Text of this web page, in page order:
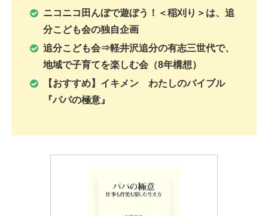
ニコニコ田んぼで遊ぼう！＜稲刈り＞は、追
分こども会の独自企画
追分こども会⇒軽井沢追分の有志三世代で、
地域で子育てを楽しむ会（8年構想）
【おすすめ】イキメン わたしのバイブル
『パパの極意』